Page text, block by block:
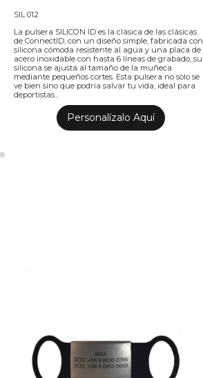
SIL 012
La pulsera SILICON ID es la clásica de las clásicas
de ConnectID, con un diseño simple, fabricada con
silicona cómoda resistente al agua y una placa de
acero inoxidable con hasta 6 líneas de grabado, su
silicona se ajusta al tamaño de la muñeca
mediante pequeños cortes. Esta pulsera no solo se
ve bien sino que podría salvar tu vida, ideal para
deportistas...
Personalízalo Aquí